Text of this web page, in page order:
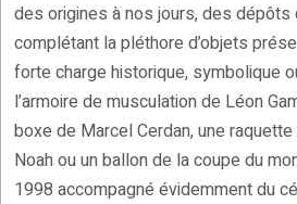
des origines à nos jours, des dépôts
complétant la pléthore d’objets
forte charge historique, symbolique
l’armoire de musculation de Léon
boxe de Marcel Cerdan, une
Noah ou un ballon de la coupe du
1998 accompagné évidemment du